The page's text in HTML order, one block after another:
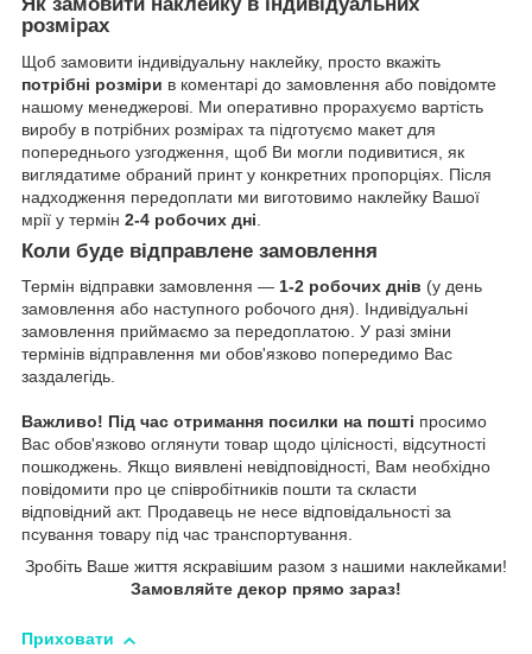
розмірах
Щоб замовити індивідуальну наклейку, просто вкажіть
потрібні розміри в коментарі до замовлення або повідомте
нашому менеджерові. Ми оперативно прорахуємо вартість
виробу в потрібних розмірах та підготуємо макет для
попереднього узгодження, щоб Ви могли подивитися, як
виглядатиме обраний принт у конкретних пропорціях. Після
надходження передоплати ми виготовимо наклейку Вашої
мрії у термін 2-4 робочих дні
Коли буде відправлене замовлення
Термін відправки замовлення — 1-2 робочих днів (у день
замовлення або наступного робочого дня). Індивідуальні
замовлення приймаємо за передоплатою. У разі зміни
термінів відправлення ми обов'язково попередимо Вас
заздалегідь.
Важливо! Під час отримання посилки на пошті просимо
Вас обов'язково оглянути товар щодо цілісності, відсутності
пошкоджень. Якщо виявлені невідповідності, Вам необхідно
повідомити про це співробітників пошти та скласти
відповідний акт. Продавець не несе відповідальності за
псування товару під час транспортування.
Зробіть Ваше життя яскравішим разом з нашими наклейками!
Замовляйте декор прямо зараз!
Приховати